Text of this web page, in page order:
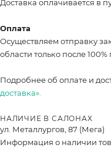
Доставка оплачивается в
Оплата
Осуществляем отправку
области только после 100%
Подробнее об оплате и
доставка».
НАЛИЧИЕ В САЛОНАХ
ул. Металлургов, 87 (Мега)
Информация о наличии